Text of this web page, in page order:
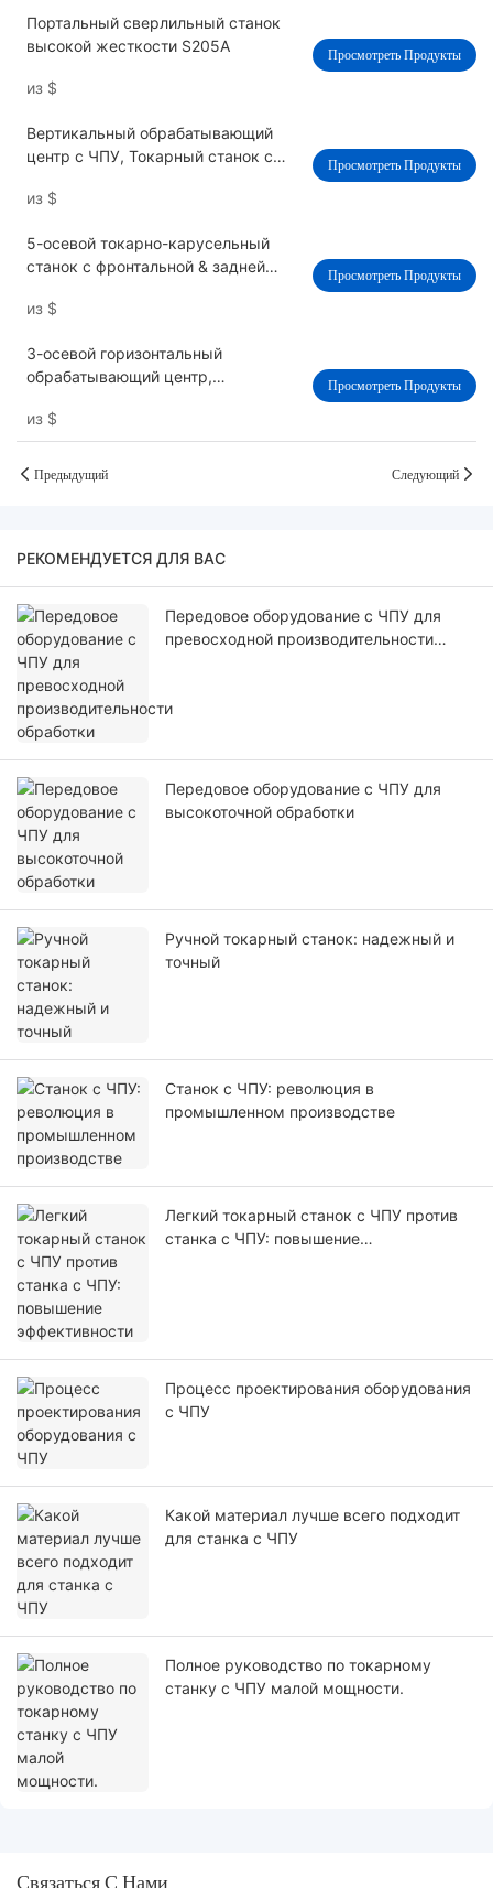
Портальный сверлильный станок
высокой жесткости S205A
из $
Просмотреть Продукты
Вертикальный обрабатывающий
центр с ЧПУ, Токарный станок с
из $
Просмотреть Продукты
5-осевой токарно-карусельный
станок с фронтальной & задней
III
из $
Просмотреть Продукты
3-осевой горизонтальный
обрабатывающий центр,
ЧПУ 6/8 дюйма
из $
Просмотреть Продукты
Предыдущий Следующий
РЕКОМЕНДУЕТСЯ ДЛЯ ВАС
Передовое оборудование с ЧПУ для
превосходной производительности
Передовое оборудование с ЧПУ для
высокоточной обработки
Ручной токарный станок: надежный и
точный
Станок с ЧПУ: революция в
промышленном производстве
Легкий токарный станок с ЧПУ против
станка с ЧПУ: повышение
Процесс проектирования оборудования
с ЧПУ
Какой материал лучше всего подходит
для станка с ЧПУ
Полное руководство по токарному
станку с ЧПУ малой мощности.
Связаться С Нами